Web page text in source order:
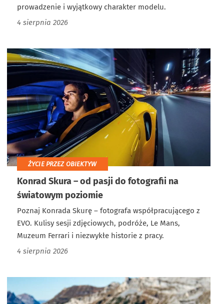
prowadzenie i wyjątkowy charakter modelu.
4 sierpnia 2026
ŻYCIE PRZEZ OBIEKTYW
Konrad Skura – od pasji do fotografii na
światowym poziomie
Poznaj Konrada Skurę – fotografa współpracującego z
EVO. Kulisy sesji zdjęciowych, podróże, Le Mans,
Muzeum Ferrari i niezwykłe historie z pracy.
4 sierpnia 2026